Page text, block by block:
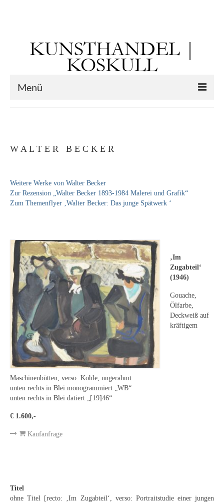
KUNSTHANDEL |
KOSKULL
Menü
– 02.06.1851 ebd.)
Max Gaisser
George Paice
Johann Georg Strobel
Ludwig Martin Wilberg
Weitere Künstler nach 1945
Kunst 1900-1945
Walter Becker
Ernst Geitlinger
Erich Hartmann
Karl Otto Hy
Richard Sprick
W A L T E R B E C K E R
Weitere Werke von Walter Becker
Zur Rezension „Walter Becker 1893-1984 Malerei und Grafik“
Zum Themenflyer ‚Walter Becker: Das junge Spätwerk ‘
‚Im
Zugabteil‘
(1946)
Gouache,
Ölfarbe,
Deckweiß auf
kräftigem
Maschinenbütten, verso: Kohle, ungerahmt
unten rechts in Blei monogrammiert „WB“
unten rechts in Blei datiert „[19]46“
€ 1.600,-
Kaufanfrage
Titel
ohne Titel [recto: ‚Im Zugabteil‘, verso: Portraitstudie einer jungen